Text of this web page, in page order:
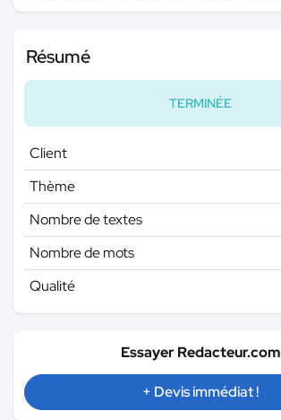
Résumé
TERMINÉE
Client
Thème
Nombre de textes
Nombre de mots
Qualité
Essayer Redacteur.com
+ Devis immédiat !